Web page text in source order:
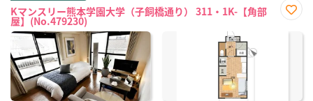
Kマンスリー熊本学園大学（子飼橋通り） 311・1K-【角部
屋】(No.479230)
に入